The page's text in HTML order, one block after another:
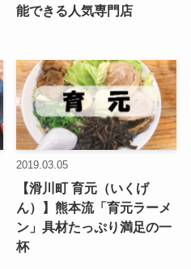
能できる人気専門店
2019.03.05
【滑川町 育元（いくげ
ん）】熊本流「育元ラーメ
ン」具材たっぷり満足の一
杯